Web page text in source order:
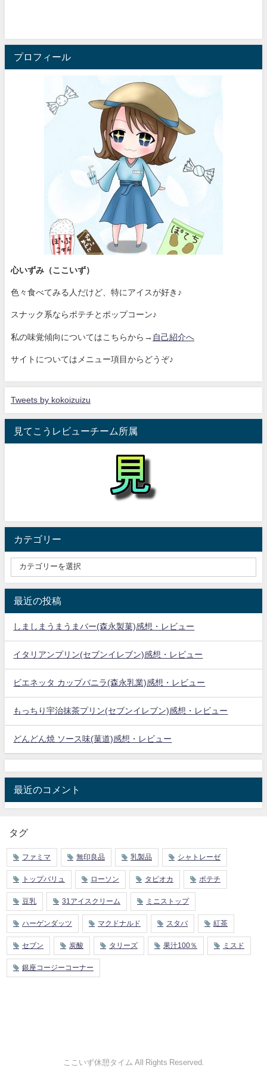
プロフィール
心いずみ（ここいず）
色々食べてみる人だけど、特にアイスが好き♪
スナック系ならポテチとポップコーン♪
私の味覚傾向についてはこちらから→ 自己紹介へ
サイトについてはメニュー項目からどうぞ♪
Tweets by kokoizuizu
見てこうレビューチーム所属
カテゴリー
最近の投稿
しましまうまうまバー(森永製菓)感想・レビュー
イタリアンプリン(セブンイレブン)感想・レビュー
ビエネッタ カップバニラ(森永乳業)感想・レビュー
もっちり宇治抹茶プリン(セブンイレブン)感想・レビュー
どんどん焼 ソース味(菓道)感想・レビュー
最近のコメント
タグ
ファミマ 無印良品 乳製品 シャトレーゼ
トップバリュ ローソン タピオカ ポテチ
豆乳 31アイスクリーム ミニストップ
ハーゲンダッツ マクドナルド スタバ 紅茶
セブン 炭酸 タリーズ 果汁100％ ミスド
銀座コージーコーナー
ここいず休憩タイム All Rights Reserved.